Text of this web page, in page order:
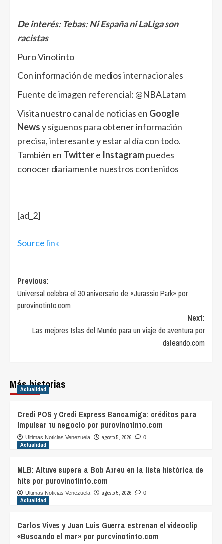
De interés: Tebas: Ni España ni LaLiga son
racistas
Puro Vinotinto
Con información de medios internacionales
Fuente de imagen referencial: @NBALatam
Visita nuestro canal de noticias en Google
Newsy síguenos para obtener información
precisa, interesante y estar al día con todo.
También en Twittere Instagrampuedes
conocer diariamente nuestros contenidos
[ad_2]
Source link
Post
navigation
Previous:
Universal celebra el 30 aniversario de «Jurassic Park» por
purovinotinto.com
Next:
Las mejores Islas del Mundo para un viaje de aventura por
dateando.com
Más historias
Actualidad
Credi POS y Credi Express Bancamiga: créditos para
impulsar tu negocio por purovinotinto.com
Ultimas Noticias Venezuela agosto 5, 2026 0
Actualidad
MLB: Altuve supera a Bob Abreu en la lista histórica de
hits por purovinotinto.com
Ultimas Noticias Venezuela agosto 5, 2026 0
Actualidad
Carlos Vives y Juan Luis Guerra estrenan el videoclip
«Buscando el mar» por purovinotinto.com